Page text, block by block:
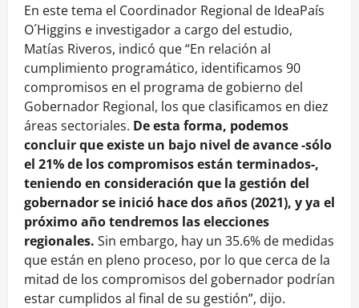
En este tema el Coordinador Regional de IdeaPaís
O´Higgins e investigador a cargo del estudio,
Matías Riveros, indicó que “En relación al
cumplimiento programático, identificamos 90
compromisos en el programa de gobierno del
Gobernador Regional, los que clasificamos en diez
áreas sectoriales. De esta forma, podemos
concluir que existe un bajo nivel de avance -sólo
el 21% de los compromisos están terminados-,
teniendo en consideración que la gestión del
gobernador se inició hace dos años (2021), y ya el
próximo año tendremos las elecciones
regionales. Sin embargo, hay un 35.6% de medidas
que están en pleno proceso, por lo que cerca de la
mitad de los compromisos del gobernador podrían
estar cumplidos al final de su gestión”, dijo.